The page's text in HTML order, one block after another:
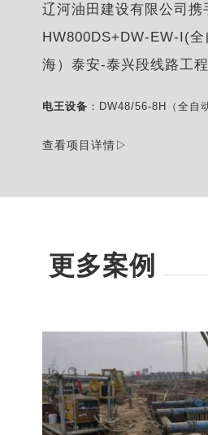
辽河油田建设有限公司携
HW800DS+DW-EW-I(
海）泰安-泰兴段线路工
电王设备 ：DW48/56-8H（全自
查看项目详情▷
更多案例